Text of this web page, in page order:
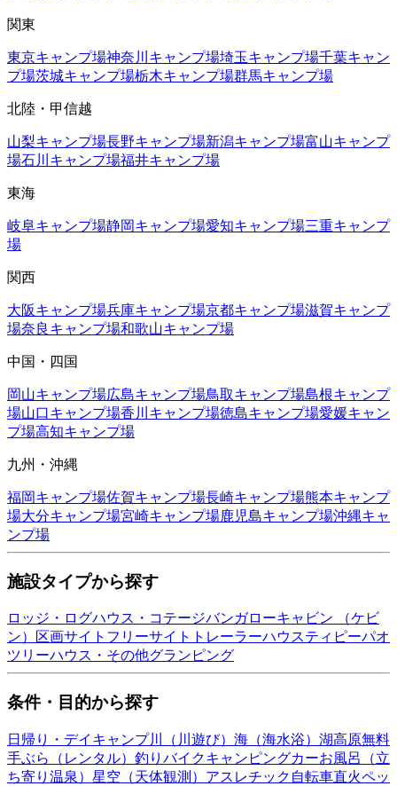
関東
東京キャンプ場神奈川 キャンプ場埼玉キャンプ場千葉キャン
プ場茨城キャンプ場栃木キャンプ場群馬キャンプ場
北陸・甲信越
山梨キャンプ場長野キャンプ場新潟キャンプ場富山キャンプ
場石川 キャンプ場福井キャンプ場
東海
岐阜キャンプ場静岡キャンプ場愛知キャンプ場三重キャンプ
場
関西
大阪キャンプ場兵庫キャンプ場京都キャンプ場滋賀キャンプ
場奈良 キャンプ場和歌山キャンプ場
中国・四国
岡山キャンプ場広島キャンプ場鳥取キャンプ場島根キャンプ
場山口キャンプ場香川 キャンプ場徳島キャンプ場愛媛キャン
プ場高知キャンプ場
九州・沖縄
福岡キャンプ場佐賀キャンプ場長崎キャンプ場熊本キャンプ
場大分キャンプ場宮崎キャンプ場鹿児島キャンプ場沖縄キャ
ンプ場
施設タイプから探す
ロッジ・ログハウス・コテージバンガローキャビン （ケビ
ン）
区画サイト フリーサイト トレーラーハウスティピーパオ
ツリーハウス・その他グランピング
条件・目的から探す
日帰り・デイキャンプ川（川遊び） 海（海水浴） 湖高原無料
手ぶら（レンタル） 釣り バイクキャンピングカーお風呂（立
ち寄り温泉） 星空（天体観測） アスレチック 自転車直火ペッ